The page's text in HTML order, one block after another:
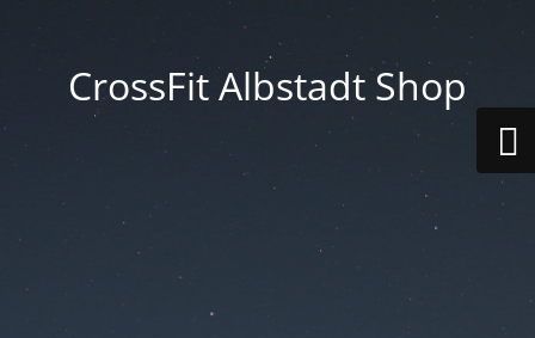
CrossFit Albstadt Shop